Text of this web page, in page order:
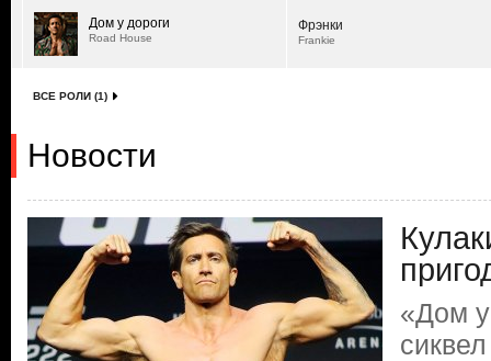
Дом у дороги
Road House
Фрэнки
Frankie
ВСЕ РОЛИ (1)
Новости
«Дом
сиквел